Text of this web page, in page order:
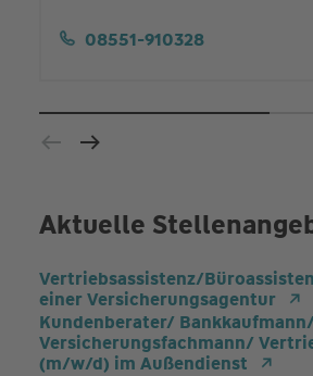
08551-910328
Aktuelle
Vertriebsassistenz/
einer Versicherungsagentur
Kundenberater/
Versicherungsfachmann/
(m/w/d) im Außendienst